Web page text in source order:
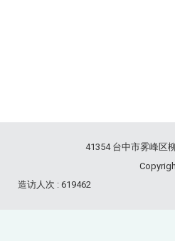
41354 台中市雾峰区
造访人次 : 619462